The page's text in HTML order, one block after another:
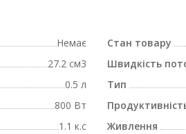
Немає
27.2 см3
0.5 л
800 Вт
1.1 к.с
Стан товару
Швидкість
Тип
Живлення